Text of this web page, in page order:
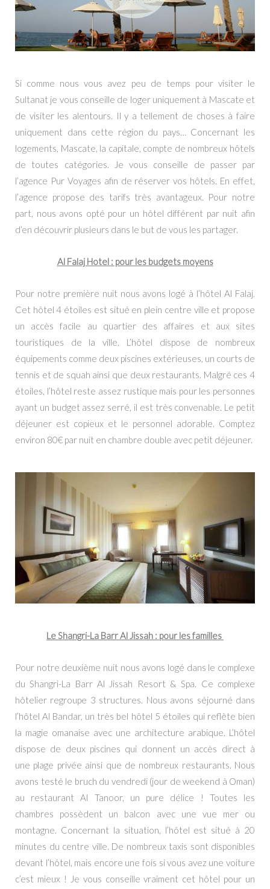
Si comme nous vous avez peu de temps pour visiter le
Sultanat je vous conseille de loger uniquement à Mascate et
de visiter les alentours. Il y a tellement de choses à faire
uniquement dans cette région du pays… Concernant les
logements, Mascate, la capitale, compte de nombreux hôtels
de toutes catégories. Je vous conseille de passer par
l’agence Pur Voyages afin de réserver vos hôtels. En effet,
l’agence propose des tarifs très avantageux. Pour notre
part, nous avons opté pour un hôtel différent par nuit afin
d’en découvrir plusieurs dans le but de vous les partager.
Al Falaj Hotel : pour les budgets moyens
Pour notre première nuit nous avons logé à l’hôtel Al Falaj.
Cet hôtel 4 étoiles est situé en plein centre ville et propose
un accès facile au quartier des affaires et aux sites
touristiques de la ville. L’hôtel dispose de nombreux
équipements comme deux piscines extérieuses, un courts de
tennis et de squah ainsi que deux restaurants. Malgré ces 4
étoiles, l’hôtel reste assez rustique mais pour les personnes
ayant un budget assez serré, il est très convenable. Le petit
déjeuner est copieux et le personnel adorable. Comptez
environ 80€ par nuit en chambre double avec petit déjeuner.
Le Shangri-La Barr Al Jissah : pour les familles
Pour notre deuxième nuit nous avons logé dans le complexe
du Shangri-La Barr Al Jissah Resort & Spa. Ce complexe
hôtelier regroupe 3 structures. Nous avons séjourné dans
l’hôtel Al Bandar, un très bel hôtel 5 étoiles qui reflète bien
la magie omanaise avec une architecture arabique. L’hôtel
dispose de deux piscines qui donnent un accès direct à
une plage privée ainsi que de nombreux restaurants. Nous
avons testé le bruch du vendredi (jour de weekend à Oman)
au restaurant Al Tanoor, un pure délice ! Toutes les
chambres possèdent un balcon avec une vue mer ou
montagne. Concernant la situation, l’hôtel est situé à 20
minutes du centre ville. De nombreux taxis sont disponibles
devant l’hôtel, mais encore une fois si vous avez une voiture
c’est mieux ! Je vous conseille vraiment cet hôtel pour un